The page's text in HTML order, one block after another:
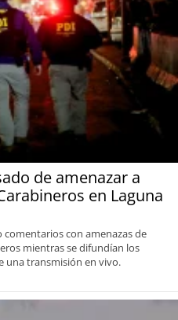
de amenazar a
en Laguna
con amenazas de
mientras se difundían los
una transmisión en vivo.